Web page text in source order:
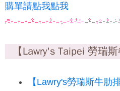
購單請點我點我
【Lawry's Taipei 勞瑞斯
【Lawry's勞瑞斯牛肋